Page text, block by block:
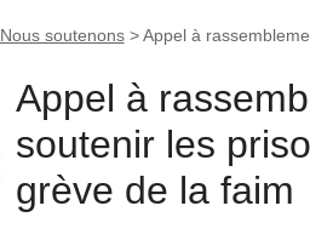
Nous soutenons>Appel à
Appel à
soutenir les
grève de la faim